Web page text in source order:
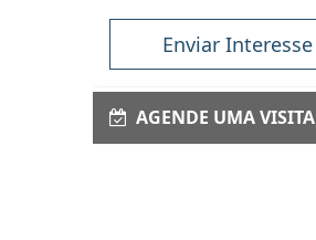
Enviar Interesse
AGENDE UMA VISITA